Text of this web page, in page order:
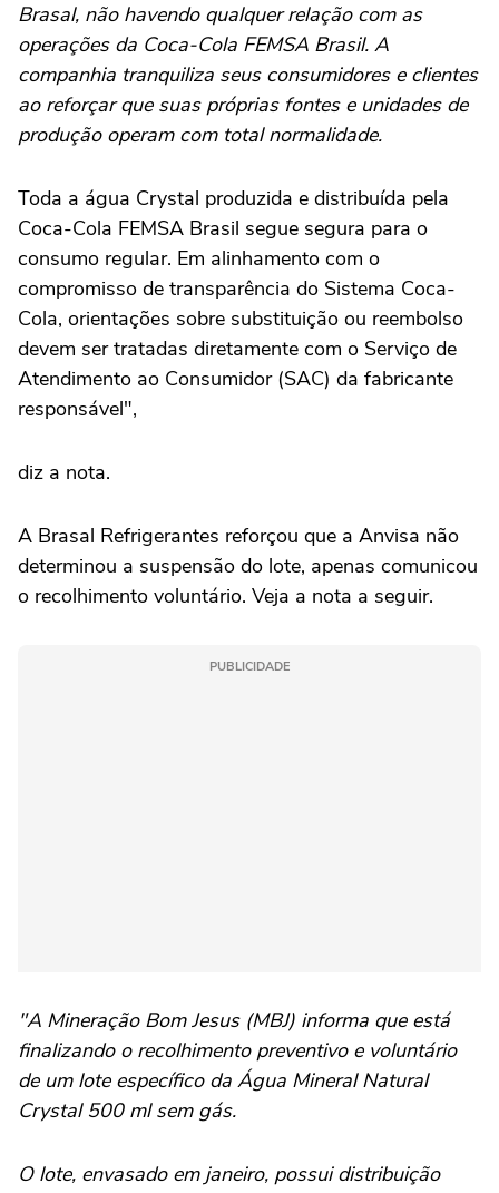
Brasal, não havendo qualquer relação com as
operações da Coca-Cola FEMSA Brasil. A
companhia tranquiliza seus consumidores e clientes
ao reforçar que suas próprias fontes e unidades de
produção operam com total normalidade.
Toda a água Crystal produzida e distribuída pela
Coca-Cola FEMSA Brasil segue segura para o
consumo regular. Em alinhamento com o
compromisso de transparência do Sistema Coca-
Cola, orientações sobre substituição ou reembolso
devem ser tratadas diretamente com o Serviço de
Atendimento ao Consumidor (SAC) da fabricante
responsável",
diz a nota.
A Brasal Refrigerantes reforçou que a Anvisa não
determinou a suspensão do lote, apenas comunicou
o recolhimento voluntário. Veja a nota a seguir.
PUBLICIDADE
"A Mineração Bom Jesus (MBJ) informa que está
finalizando o recolhimento preventivo e voluntário
de um lote específico da Água Mineral Natural
Crystal 500 ml sem gás.
O lote, envasado em janeiro, possui distribuição